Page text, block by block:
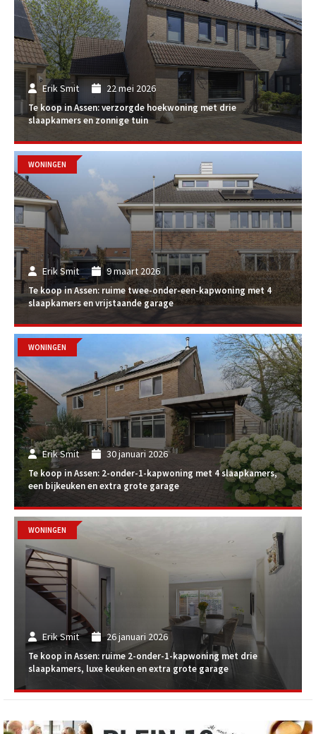
Erik Smit 22 mei 2026
Te koop in Assen: verzorgde hoekwoning met drie
slaapkamers en zonnige tuin
Erik Smit 9 maart 2026
Te koop in Assen: ruime twee-onder-een-kapwoning met 4
slaapkamers en vrijstaande garage
WONINGEN
Erik Smit 30 januari 2026
Te koop in Assen: 2-onder-1-kapwoning met 4 slaapkamers,
een bijkeuken en extra grote garage
WONINGEN
Erik Smit 26 januari 2026
Te koop in Assen: ruime 2-onder-1-kapwoning met drie
slaapkamers, luxe keuken en extra grote garage
WONINGEN